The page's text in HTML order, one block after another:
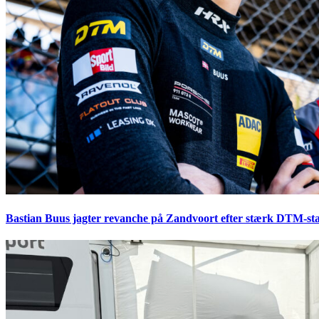
Bastian Buus jagter revanche på Zandvoort efter stærk DTM-